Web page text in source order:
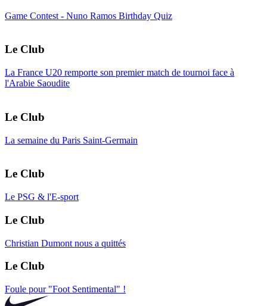
Game Contest - Nuno Ramos Birthday Quiz
Le Club
La France U20 remporte son premier match de tournoi face à
l'Arabie Saoudite
Le Club
La semaine du Paris Saint-Germain
Le Club
Le PSG & l'E-sport
Le Club
Christian Dumont nous a quittés
Le Club
Foule pour "Foot Sentimental" !